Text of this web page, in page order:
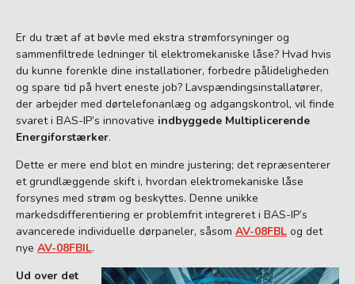
Er du træt af at bøvle med ekstra strømforsyninger og
sammenfiltrede ledninger til elektromekaniske låse? Hvad hvis
du kunne forenkle dine installationer, forbedre pålideligheden
og spare tid på hvert eneste job? Lavspændingsinstallatører,
der arbejder med dørtelefonanlæg og adgangskontrol, vil finde
svaret i BAS-IP’s innovative indbyggede Multiplicerende
Energiforstærker.
Dette er mere end blot en mindre justering; det repræsenterer
et grundlæggende skift i, hvordan elektromekaniske låse
forsynes med strøm og beskyttes. Denne unikke
markedsdifferentiering er problemfrit integreret i BAS-IP’s
avancerede individuelle dørpaneler, såsom AV-08FBL og det
nye AV-08FBIL.
Ud over det